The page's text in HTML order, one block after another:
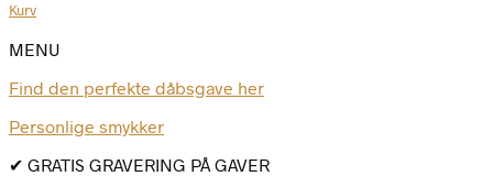
Kurv
MENU
Find den perfekte dåbsgave her
Personlige smykker
✔ GRATIS GRAVERING PÅ GAVER